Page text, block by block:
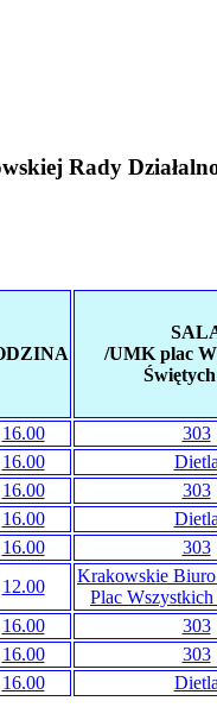
Rady
/UMK plac
16.00
303
16.00
16.00
303
16.00
16.00
303
12.00
Krakowskie
Plac
16.00
303
16.00
303
16.00